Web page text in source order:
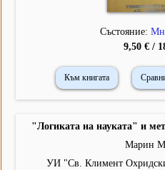
Състояние:
9,50 € /
Към книгата
"Логиката на науката" и
Марин
УИ "Св. Климент